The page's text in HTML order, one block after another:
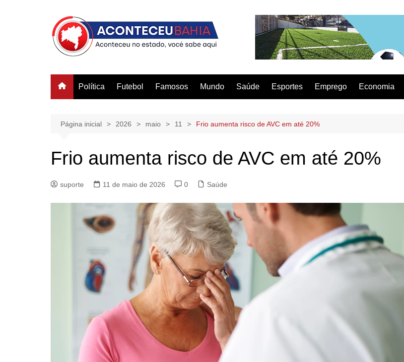
Política Futebol Famosos Mundo Saúde Esportes Emprego Economia
Página inicial 2026 maio 11 Frio aumenta risco de AVC em até 20%
Frio aumenta risco de AVC em até 20%
suporte 11 de maio de 2026 0 Saúde